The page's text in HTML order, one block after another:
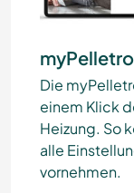
Die
einem Klick
Heizung. So
alle
vornehmen.